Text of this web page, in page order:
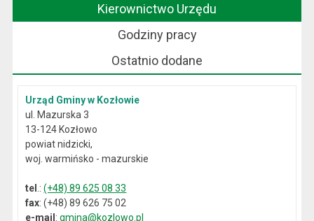
Kierownictwo Urzędu
Godziny pracy
Ostatnio dodane
Urząd Gminy w Kozłowie
ul. Mazurska 3
13-124 Kozłowo
powiat nidzicki,
woj. warmińsko - mazurskie
tel .:(+48) 89 625 08 33
fax: (+48) 89 626 75 02
e-mail:gmina@kozlowo.pl